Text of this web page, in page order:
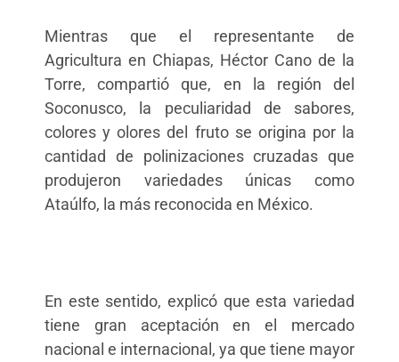
Mientras que el representante de
Agricultura en Chiapas, Héctor Cano de la
Torre, compartió que, en la región del
Soconusco, la peculiaridad de sabores,
colores y olores del fruto se origina por la
cantidad de polinizaciones cruzadas que
produjeron variedades únicas como
Ataúlfo, la más reconocida en México.
En este sentido, explicó que esta variedad
tiene gran aceptación en el mercado
nacional e internacional, ya que tiene mayor